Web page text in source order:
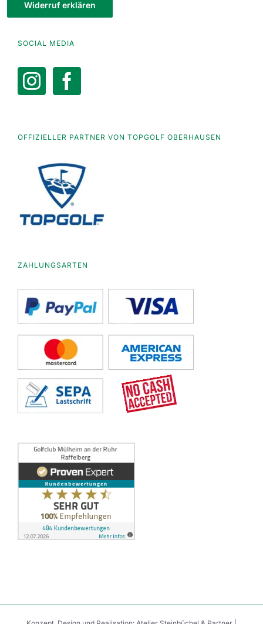
Widerruf erklären
SOCIAL MEDIA
OFFIZIELLER PARTNER VON TOPGOLF OBERHAUSEN
ZAHLUNGSARTEN